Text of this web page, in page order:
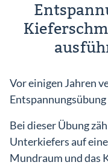
Vor einigen Jahren
Bei dieser Übung
Unterkiefers auf
Mundraum und das